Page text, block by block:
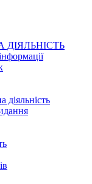
діяльність